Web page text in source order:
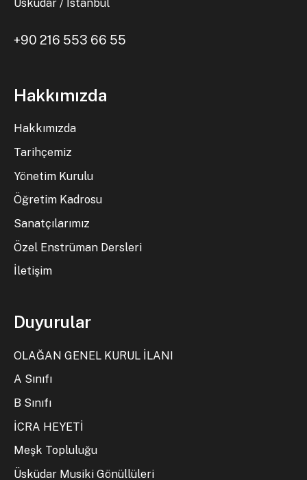
Üsküdar / İstanbul
+90 216 553 66 55
Hakkımızda
Hakkımızda
Tarihçemiz
Yönetim Kurulu
Öğretim Kadrosu
Sanatçılarımız
Özel Enstrüman Dersleri
İletişim
Duyurular
OLAĞAN GENEL KURUL İLANI
A Sınıfı
B Sınıfı
İCRA HEYETİ
Meşk Topluluğu
Üsküdar Musiki Gönüllüleri